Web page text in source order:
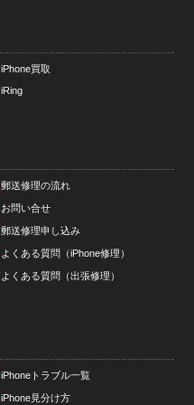
iPhone買取
iRing
郵送修理の流れ
お問い合せ
郵送修理申し込み
よくある質問（iPhone修理）
よくある質問（出張修理）
iPhoneトラブル一覧
iPhone見分け方